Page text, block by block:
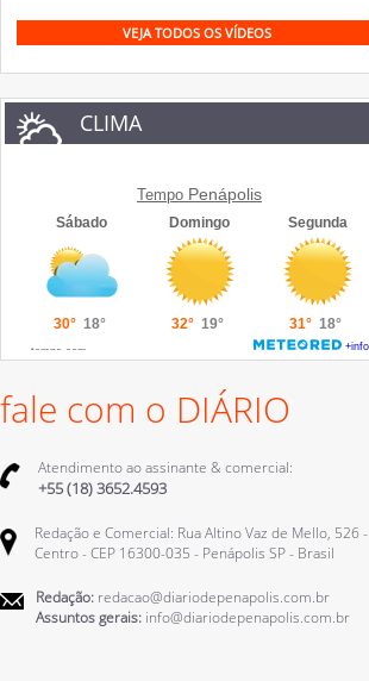
VEJA TODOS OS VÍDEOS
CLIMA
Tempo Penápolis
fale com o DIÁRIO
Atendimento ao assinante & comercial:
+55 (18) 3652.4593
Redação e Comercial: Rua Altino Vaz de Mello, 526 -
Centro - CEP 16300-035 - Penápolis SP - Brasil
Redação: redacao@diariodepenapolis.com.br
Assuntos gerais: info@diariodepenapolis.com.br